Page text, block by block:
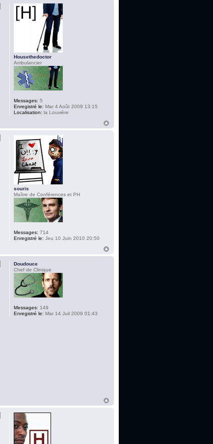
Housethedoctor
Ambulancier
Messages: 5
Enregistré le: Mar 4 Août 2009 13:15
Localisation: la Louvière
souris
Maître de Conférences et PH
Messages: 714
Enregistré le: Jeu 10 Juin 2010 20:50
Doudouce
Chef de Clinique
Messages: 149
Enregistré le: Mar 14 Juil 2009 01:43